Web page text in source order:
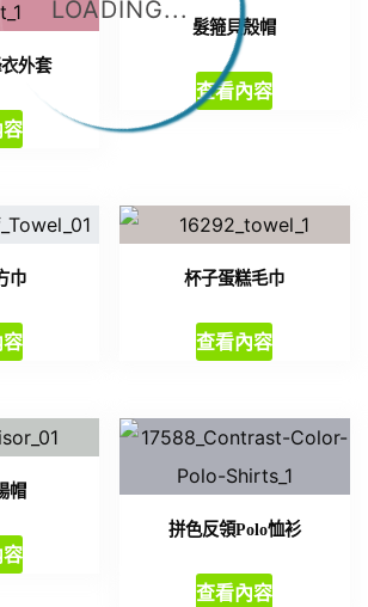
LOADING...
外套
髮箍貝殼帽
查看內容
巾 杯子蛋糕毛巾
查看內容
帽
拼色反領Polo恤衫
查看內容